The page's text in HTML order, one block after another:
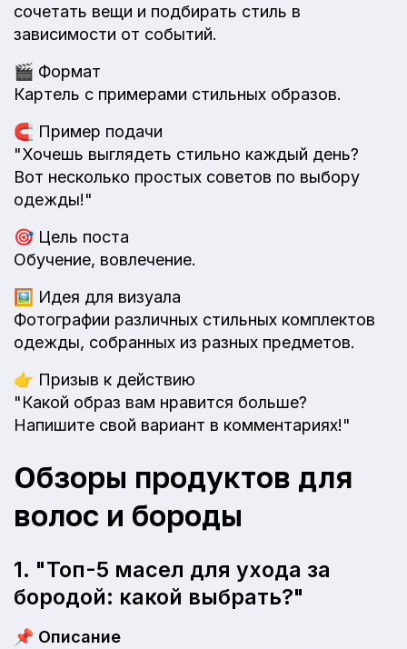
сочетать вещи и подбирать стиль в
зависимости от событий.
🎬 Формат
Картель с примерами стильных образов.
🧲 Пример подачи
"Хочешь выглядеть стильно каждый день?
Вот несколько простых советов по выбору
одежды!"
🎯 Цель поста
Обучение, вовлечение.
🖼️ Идея для визуала
Фотографии различных стильных комплектов
одежды, собранных из разных предметов.
👉 Призыв к действию
"Какой образ вам нравится больше?
Напишите свой вариант в комментариях!"
Обзоры продуктов для
волос и бороды
1. "Топ-5 масел для ухода за
бородой: какой выбрать?"
📌 Описание